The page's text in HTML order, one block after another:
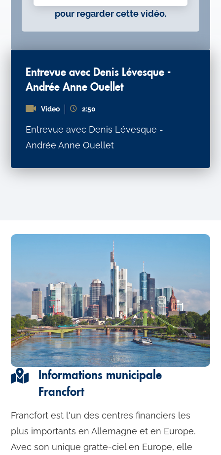
pour regarder cette vidéo.
Entrevue avec Denis Lévesque -
Andrée Anne Ouellet
Video 2:50
Entrevue avec Denis Lévesque -
Andrée Anne Ouellet
Informations municipale
Francfort
Francfort est l'un des centres financiers les
plus importants en Allemagne et en Europe.
Avec son unique gratte-ciel en Europe, elle